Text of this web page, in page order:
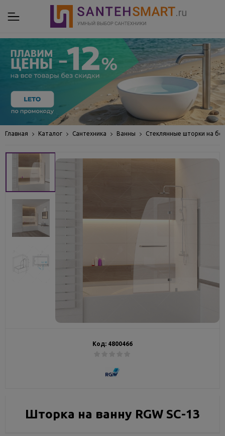
Главная Каталог Сантехника Ванны Стеклянные шторки на
Код: 4800466
Шторка на ванну RGW SC-13